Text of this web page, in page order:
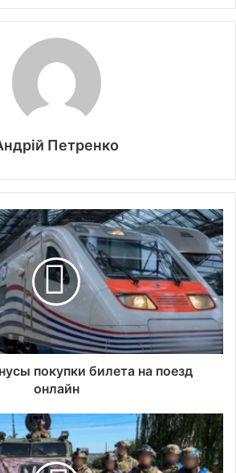
Петренко
покупки билета на поезд
онлайн